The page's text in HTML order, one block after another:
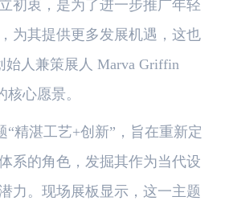
初衷，是为了进一步推广年轻
为其提供更多发展机遇，这也
始人兼策展人 Marva Griffin
心愿景。
“精湛工艺+创新”，旨在重新定
系的角色，发掘其作为当代设
力。现场展板显示，这一主题